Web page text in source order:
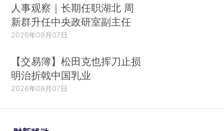
人事观察｜长期任职湖北 周
新群升任中央政研室副主任
2026年08月07日
【交易簿】松田克也挥刀止损
明治折戟中国乳业
2026年08月07日